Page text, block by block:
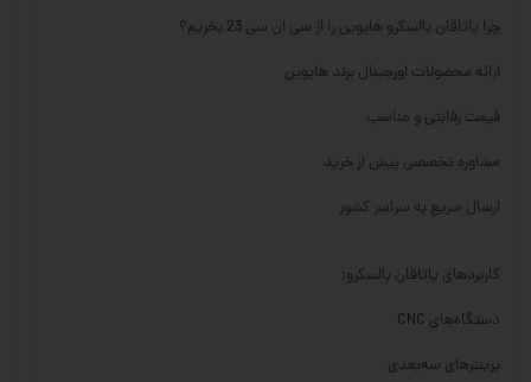
چرا یاتاقان بالسکرو هایوین را از سی ان سی 23 بخریم؟
ارائه محصولات اورجینال برند هایوین
قیمت رقابتی و مناسب
مشاوره تخصصی پیش از خرید
ارسال سریع به سراسر کشور
کاربردهای یاتاقان بالسکرو:
دستگاه‌های CNC
پرینترهای سه‌بعدی